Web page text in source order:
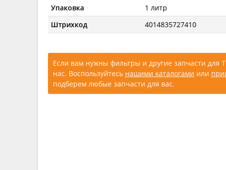
Упаковка
1 литр
Штрихкод
4014835727410
Если вам нужны фильтры и другие запчасти для
нас. Воспользуйтесь нашими каталогами или
подберем любые запчасти для вас.